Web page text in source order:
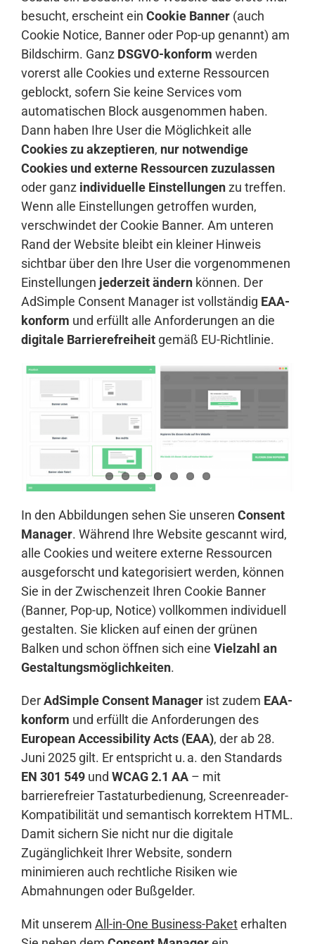
besucht, erscheint ein Cookie Banner (auch
Cookie Notice, Banner oder Pop-up genannt) am
Bildschirm. Ganz DSGVO-konform werden
vorerst alle Cookies und externe Ressourcen
geblockt, sofern Sie keine Services vom
automatischen Block ausgenommen haben.
Dann haben Ihre User die Möglichkeit alle
Cookies zu akzeptieren, nur notwendige
Cookies und externe Ressourcen zuzulassen
oder ganz individuelle Einstellungenzu treffen.
Wenn alle Einstellungen getroffen wurden,
verschwindet der Cookie Banner. Am unteren
Rand der Website bleibt ein kleiner Hinweis
sichtbar über den Ihre User die vorgenommenen
Einstellungen jederzeit ändern können. Der
AdSimple Consent Manager ist vollständig EAA-
konform und erfüllt alle Anforderungen an die
digitale Barrierefreiheit gemäß EU-Richtlinie.
In den Abbildungen sehen Sie unseren Consent
Manager. Während Ihre Website gescannt wird,
alle Cookies und weitere externe Ressourcen
ausgeforscht und kategorisiert werden, können
Sie in der Zwischenzeit Ihren Cookie Banner
(Banner, Pop-up, Notice) vollkommen individuell
gestalten. Sie klicken auf einen der grünen
Balken und schon öffnen sich eine Vielzahl an
Gestaltungsmöglichkeiten.
DerAdSimple Consent Manager ist zudem EAA-
konform und erfüllt die Anforderungen des
European Accessibility Acts (EAA), der ab 28.
Juni 2025 gilt. Er entspricht u. a. den Standards
EN 301 549 und WCAG 2.1 AA – mit
barrierefreier Tastaturbedienung, Screenreader-
Kompatibilität und semantisch korrektem HTML.
Damit sichern Sie nicht nur die digitale
Zugänglichkeit Ihrer Website, sondern
minimieren auch rechtliche Risiken wie
Abmahnungen oder Bußgelder.
Mit unserem All-in-One Business-Paketerhalten